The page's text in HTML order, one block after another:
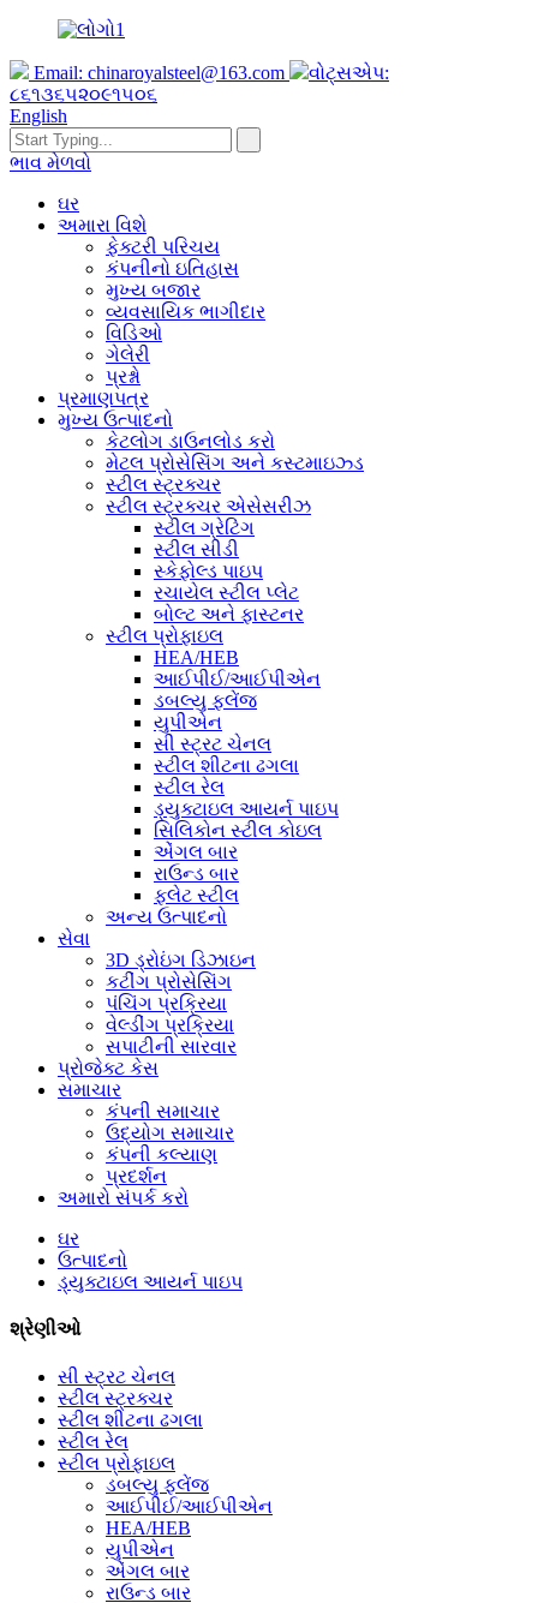
Email: chinaroyalsteel@163.com
વોટ્સએપ:
૮૬૧૩૬૫૨૦૯૧૫૦૬
English
ભાવ મેળવો
ઘર
અમારા વિશે
ફેક્ટરી પરિચય
કંપનીનો ઇતિહાસ
મુખ્ય બજાર
વ્યવસાયિક ભાગીદાર
વિડિઓ
ગેલેરી
પ્રશ્નો
પ્રમાણપત્ર
મુખ્ય ઉત્પાદનો
કેટલોગ ડાઉનલોડ કરો
મેટલ પ્રોસેસિંગ અને કસ્ટમાઇઝ્ડ
સ્ટીલ સ્ટ્રક્ચર
સ્ટીલ સ્ટ્રક્ચર એસેસરીઝ
સ્ટીલ ગ્રેટિંગ
સ્ટીલ સીડી
સ્કેફોલ્ડ પાઇપ
રચાયેલ સ્ટીલ પ્લેટ
બોલ્ટ અને ફાસ્ટનર
સ્ટીલ પ્રોફાઇલ
HEA/HEB
આઈપીઈ/આઈપીએન
ડબલ્યુ ફ્લેંજ
યુપીએન
સી સ્ટ્રટ ચેનલ
સ્ટીલ શીટના ઢગલા
સ્ટીલ રેલ
ડ્યુક્ટાઇલ આયર્ન પાઇપ
સિલિકોન સ્ટીલ કોઇલ
એંગલ બાર
રાઉન્ડ બાર
ફ્લેટ સ્ટીલ
અન્ય ઉત્પાદનો
સેવા
3D ડ્રોઇંગ ડિઝાઇન
કટીંગ પ્રોસેસિંગ
પંચિંગ પ્રક્રિયા
વેલ્ડીંગ પ્રક્રિયા
સપાટીની સારવાર
પ્રોજેક્ટ કેસ
સમાચાર
કંપની સમાચાર
ઉદ્યોગ સમાચાર
કંપની કલ્યાણ
પ્રદર્શન
અમારો સંપર્ક કરો
ઘર
ઉત્પાદનો
ડ્યુક્ટાઇલ આયર્ન પાઇપ
શ્રેણીઓ
સી સ્ટ્રટ ચેનલ
સ્ટીલ સ્ટ્રક્ચર
સ્ટીલ શીટના ઢગલા
સ્ટીલ રેલ
સ્ટીલ પ્રોફાઇલ
ડબલ્યુ ફ્લેંજ
આઈપીઈ/આઈપીએન
HEA/HEB
યુપીએન
એંગલ બાર
રાઉન્ડ બાર